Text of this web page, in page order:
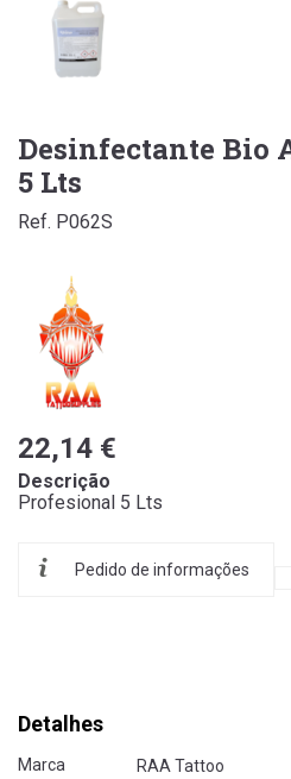
Desinfectante Bio
5 Lts
Ref. P062S
22,14 €
Descrição
Profesional 5 Lts
Pedido de informações
Detalhes
Marca RAA Tattoo